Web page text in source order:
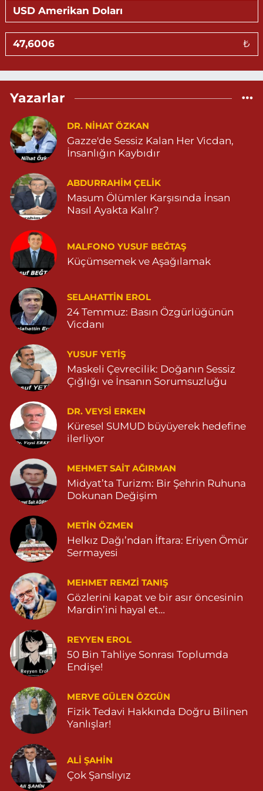
Gündüz Eczanesi
BAHÇEBAŞI MAHALLESİ SELAHADDİN EYYÜBİ CADDE NO:39 B
04823812323
KAPLAN MAH. MARDİN CAD. NO:21 A 04825030197
0 (482) 503 01 97 Yol Tarifi Al
Hayat Eczanesi
GÜNDOĞAN MAHALLESİ STAD CADDESİ NO:36 A 05380544155
0 (538) 054 41 55 Yol Tarifi Al
Huzur Eczanesi
GÜL MAHALLESİ VATAN CADDE NO:4A 04825912517
0 (482) 591 25 17 Yol Tarifi Al
Dara Eczanesi
NUR MAHALLESİ VALİ OZAN CADDESİ DIŞ KAPI NO:122G
DEVLET HASTANESİ KARŞISI (DİYARBAKIR YOLU CEPHESİ)
04822125304
0 (482) 212 53 04 Yol Tarifi Al
Özdemir Eczanesi
YENİ MAHALLE 3086 SOKAK NO:4 3 04825413121
0 (482) 541 31 21 Yol Tarifi Al
₺
Yazarlar
DR. NIHAT ÖZKAN
Gazze'de Sessiz Kalan Her Vicdan,
İnsanlığın Kaybıdır
ABDURRAHIM ÇELİK
Masum Ölümler Karşısında İnsan
Nasıl Ayakta Kalır?
MALFONO YUSUF BEĞTAŞ
Küçümsemek ve Aşağılamak
SELAHATTIN EROL
24 Temmuz: Basın Özgürlüğünün
Vicdanı
YUSUF YETİŞ
Maskeli Çevrecilik: Doğanın Sessiz
Çığlığı ve İnsanın Sorumsuzluğu
DR. VEYSI ERKEN
Küresel SUMUD büyüyerek hedefine
ilerliyor
MEHMET SAIT AĞIRMAN
Midyat’ta Turizm: Bir Şehrin Ruhuna
Dokunan Değişim
METIN ÖZMEN
Helkız Dağı’ndan İftara: Eriyen Ömür
Sermayesi
MEHMET REMZI TANIŞ
Gözlerini kapat ve bir asır öncesinin
Mardin’ini hayal et…
REYYEN EROL
50 Bin Tahliye Sonrası Toplumda
Endişe!
MERVE GÜLEN ÖZGÜN
Fizik Tedavi Hakkında Doğru Bilinen
Yanlışlar!
ALI ŞAHİN
Çok Şanslıyız